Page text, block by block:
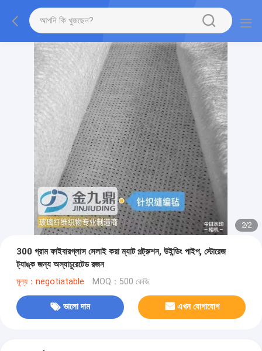
2/2
300 গ্রাম ফাইবারগ্লাস সেলাই করা ম্যাট পল্ট্রুশন, উইন্ডিং পাইপ, স্টোরেজ
ট্যাঙ্ক জন্য অস্যাচুরেটেড রজন
মূল্য：negotiatable MOQ：500 কেজি
ভালো দাম এখন যোগাযোগ